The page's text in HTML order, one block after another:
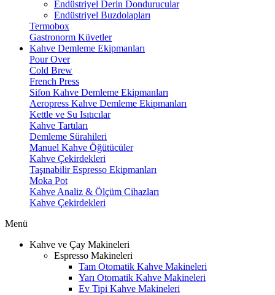
Endüstriyel Derin Dondurucular
Endüstriyel Buzdolapları
Termobox
Gastronorm Küvetler
Kahve Demleme Ekipmanları
Pour Over
Cold Brew
French Press
Sifon Kahve Demleme Ekipmanları
Aeropress Kahve Demleme Ekipmanları
Kettle ve Su Isıtıcılar
Kahve Tartıları
Demleme Sürahileri
Manuel Kahve Öğütücüler
Kahve Çekirdekleri
Taşınabilir Espresso Ekipmanları
Moka Pot
Kahve Analiz & Ölçüm Cihazları
Kahve Çekirdekleri
Menü
Kahve ve Çay Makineleri
Espresso Makineleri
Tam Otomatik Kahve Makineleri
Yarı Otomatik Kahve Makineleri
Ev Tipi Kahve Makineleri